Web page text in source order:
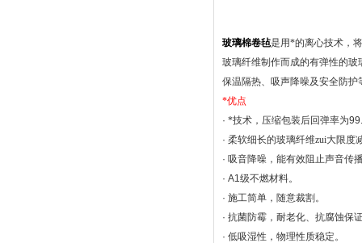
玻璃棉卷毡是用*的离心技术，
玻璃纤维制作而成的有弹性的
保温隔热、吸声降噪及安全防
*优点
· *技术，压缩包装后回弹率为
· 柔软细长的玻璃纤维zui大限度
· 吸音降噪，能有效阻止声音传
· A1级不燃材料。
· 施工简单，随意裁割。
· 抗菌防霉，耐老化、抗腐蚀保
· 低吸湿性，物理性质稳定。